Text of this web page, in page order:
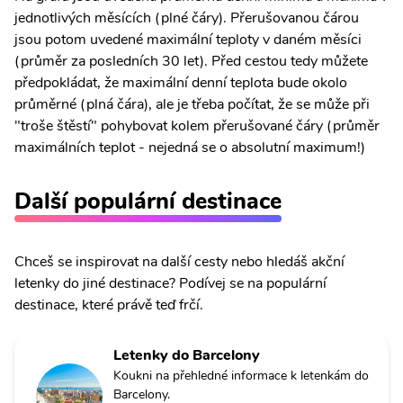
jednotlivých měsících (plné čáry). Přerušovanou čárou
jsou potom uvedené maximální teploty v daném měsíci
(průměr za posledních 30 let). Před cestou tedy můžete
předpokládat, že maximální denní teplota bude okolo
průměrné (plná čára), ale je třeba počítat, že se může při
"troše štěstí" pohybovat kolem přerušované čáry (průměr
maximálních teplot - nejedná se o absolutní maximum!)
Další populární destinace
Chceš se inspirovat na další cesty nebo hledáš akční
letenky do jiné destinace? Podívej se na populární
destinace, které právě teď frčí.
Letenky do Barcelony
Koukni na přehledné informace k letenkám do
Barcelony.